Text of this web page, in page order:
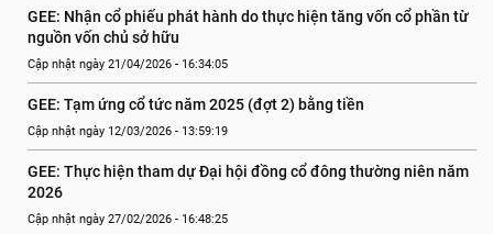
GEE: Nhận cổ phiếu phát hành do thực hiện tăng vốn cổ phần từ
nguồn vốn chủ sở hữu
Cập nhật ngày 21/04/2026 - 16:34:05
GEE: Tạm ứng cổ tức năm 2025 (đợt 2) bằng tiền
Cập nhật ngày 12/03/2026 - 13:59:19
GEE: Thực hiện tham dự Đại hội đồng cổ đông thường niên năm
2026
Cập nhật ngày 27/02/2026 - 16:48:25